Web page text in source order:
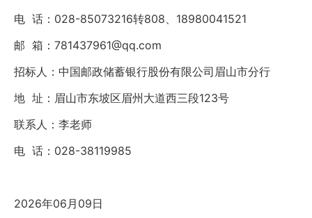
电 话： 028-85073216转808、18980041521
邮 箱： 781437961@qq.com
招标人： 中国邮政储蓄银行股份有限公司眉山市分行
地 址：眉山市东坡区眉州大道西三段123号
联系人：李老师
电 话： 028-38119985
2026年06月 09日